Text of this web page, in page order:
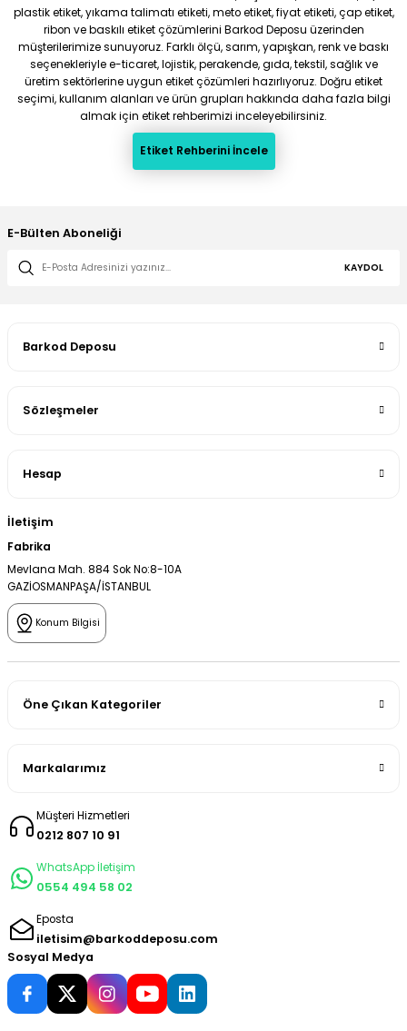
plastik etiket, yıkama talimatı etiketi, meto etiket, fiyat etiketi, çap etiket,
ribon ve baskılı etiket çözümlerini Barkod Deposu üzerinden
müşterilerimize sunuyoruz. Farklı ölçü, sarım, yapışkan, renk ve baskı
seçenekleriyle e-ticaret, lojistik, perakende, gıda, tekstil, sağlık ve
üretim sektörlerine uygun etiket çözümleri hazırlıyoruz. Doğru etiket
seçimi, kullanım alanları ve ürün grupları hakkında daha fazla bilgi
almak için etiket rehberimizi inceleyebilirsiniz.
Etiket Rehberini İncele
E-Bülten Aboneliği
KAYDOL
Barkod Deposu
Sözleşmeler
Hesap
İletişim
Fabrika
Mevlana Mah. 884 Sok No:8-10A
GAZİOSMANPAŞA/İSTANBUL
Konum Bilgisi
Öne Çıkan Kategoriler
Markalarımız
Müşteri Hizmetleri
0212 807 10 91
WhatsApp İletişim
0554 494 58 02
Eposta
iletisim@barkoddeposu.com
Sosyal Medya